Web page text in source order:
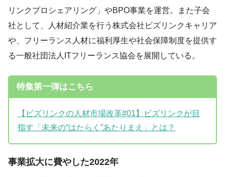
リンクプロシェアリング」やBPO事業を運営。また子会
社として、人材紹介業を行う株式会社ビズリンクキャリア
や、フリーランス人材に福利厚生や社会保障制度を提供す
る一般社団法人ITフリーランス協会を展開している。
特集第一弾はこちら
【ビズリンクの人材市場改革#01】ビズリンクが目
指す「未来の“はたらく”あたりまえ」とは？
事業拡大に費やした2022年